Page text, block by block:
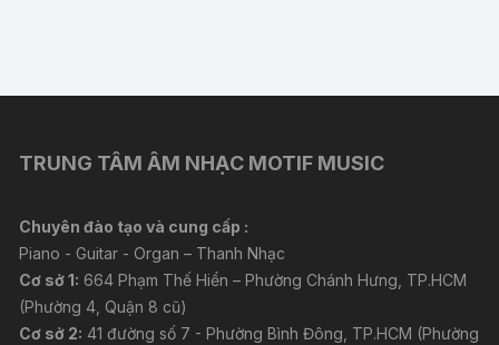
TRUNG TÂM ÂM NHẠC MOTIF MUSIC
Chuyên đào tạo và cung cấp :
Piano - Guitar - Organ – Thanh Nhạc
Cơ sở 1: 664 Phạm Thế Hiển – Phường Chánh Hưng, TP.HCM
(Phường 4, Quận 8 cũ)
Cơ sở 2: 41 đường số 7 - Phường Bình Đông, TP.HCM (Phường